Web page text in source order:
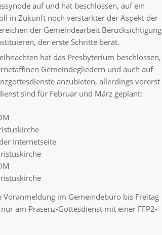
auf und hat beschlossen, auf ein
in Zukunft noch verstärkter der Aspekt der
der Gemeindearbeit Berücksichtigung
der erste Schritte berät.
hat das Presbyterium beschlossen,
Gemeindegliedern und auch auf
anzubieten, allerdings vorerst
sind für Februar und März geplant:
Internetseite
Voranmeldung im Gemeindebüro bis Freitag
am Präsenz-Gottesdienst mit einer FFP2-